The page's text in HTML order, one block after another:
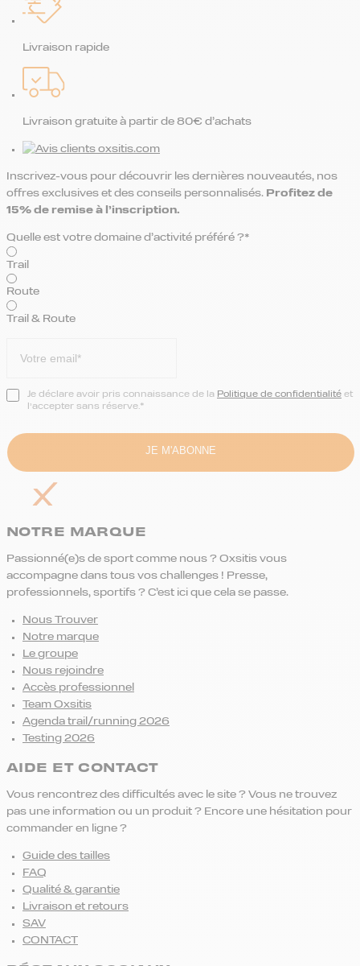
Livraison rapide
Livraison gratuite à partir de 80€ d’achats
Inscrivez-vous pour découvrir les dernières nouveautés, nos
offres exclusives et des conseils personnalisés. Profitez de
15% de remise à l’inscription.
Quelle est votre domaine d’activité préféré ?*
Trail
Route
Trail & Route
Je déclare avoir pris connaissance de la Politique de confidentialité et
l’accepter sans réserve.*
NOTRE MARQUE
Passionné(e)s de sport comme nous ? Oxsitis vous
accompagne dans tous vos challenges ! Presse,
professionnels, sportifs ? C’est ici que cela se passe.
Nous Trouver
Notre marque
Le groupe
Nous rejoindre
Accès professionnel
Team Oxsitis
Agenda trail/running 2026
Testing 2026
AIDE ET CONTACT
Vous rencontrez des difficultés avec le site ? Vous ne trouvez
pas une information ou un produit ? Encore une hésitation pour
commander en ligne ?
Guide des tailles
FAQ
Qualité & garantie
Livraison et retours
SAV
CONTACT